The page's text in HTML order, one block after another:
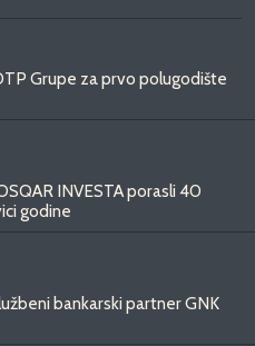
Grupe za prvo polugodište
INVESTA porasli 40
godine
bankarski partner GNK